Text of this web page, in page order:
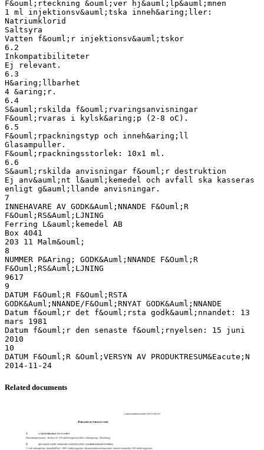
F&ouml;rteckning &ouml;ver hj&auml;lp&auml;mnen
1 ml injektionsv&auml;tska inneh&aring;ller:
Natriumklorid
Saltsyra
Vatten f&ouml;r injektionsv&auml;tskor
6.2
Inkompatibiliteter
Ej relevant.
6.3
H&aring;llbarhet
4 &aring;r.
6.4
S&auml;rskilda f&ouml;rvaringsanvisningar
F&ouml;rvaras i kylsk&aring;p (2-8 oC).
6.5
F&ouml;rpackningstyp och inneh&aring;ll
Glasampuller.
F&ouml;rpackningsstorlek: 10x1 ml.
6.6
S&auml;rskilda anvisningar f&ouml;r destruktion
Ej anv&auml;nt l&auml;kemedel och avfall ska kasseras
enligt g&auml;llande anvisningar.
7
INNEHAVARE AV GODK&Auml;NNANDE F&Ouml;R
F&Ouml;RS&Auml;LJNING
Ferring L&auml;kemedel AB
Box 4041
203 11 Malm&ouml;
8
NUMMER P&Aring; GODK&Auml;NNANDE F&Ouml;R
F&Ouml;RS&Auml;LJNING
9617
9
DATUM F&Ouml;R F&Ouml;RSTA
GODK&Auml;NNANDE/F&Ouml;RNYAT GODK&Auml;NNANDE
Datum f&ouml;r det f&ouml;rsta godk&auml;nnandet: 13
mars 1981
Datum f&ouml;r den senaste f&ouml;rnyelsen: 15 juni
2010
10
DATUM F&Ouml;R &Ouml;VERSYN AV PRODUKTRESUM&Eacute;N
Related documents